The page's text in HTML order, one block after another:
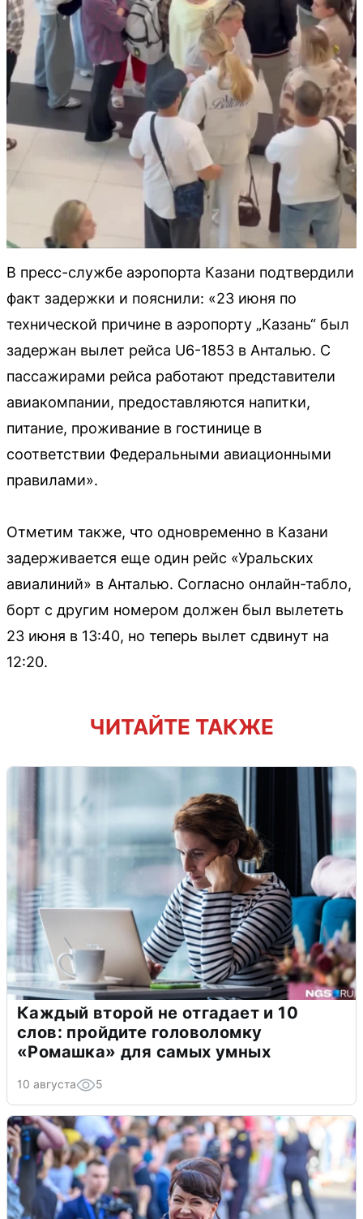
В пресс-службе аэропорта Казани подтвердили
факт задержки и пояснили: «23 июня по
технической причине в аэропорту „Казань“ был
задержан вылет рейса U6-1853 в Анталью. С
пассажирами рейса работают представители
авиакомпании, предоставляются напитки,
питание, проживание в гостинице в
соответствии Федеральными авиационными
правилами».
Отметим также, что одновременно в Казани
задерживается еще один рейс «Уральских
авиалиний» в Анталью. Согласно онлайн-табло,
борт с другим номером должен был вылететь
23 июня в 13:40, но теперь вылет сдвинут на
12:20.
ЧИТАЙТЕ ТАКЖЕ
Каждый второй не отгадает и 10
слов: пройдите головоломку
«Ромашка» для самых умных
10 августа 5